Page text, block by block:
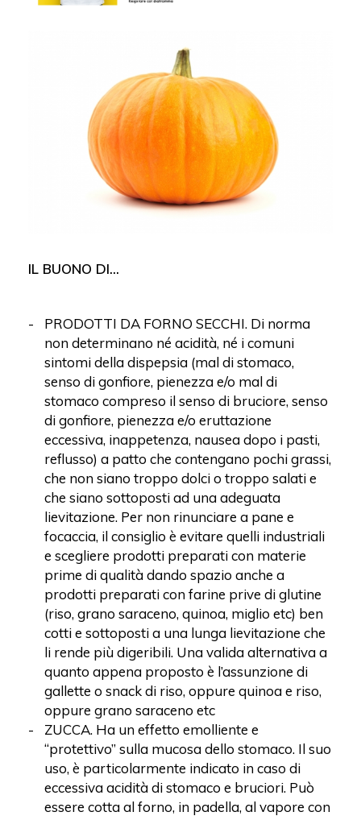
IL BUONO DI...
PRODOTTI DA FORNO SECCHI. Di norma
non determinano né acidità, né i comuni
sintomi della dispepsia (mal di stomaco,
senso di gonfiore, pienezza e/o mal di
stomaco compreso il senso di bruciore, senso
di gonfiore, pienezza e/o eruttazione
eccessiva, inappetenza, nausea dopo i pasti,
reflusso) a patto che contengano pochi grassi,
che non siano troppo dolci o troppo salati e
che siano sottoposti ad una adeguata
lievitazione. Per non rinunciare a pane e
focaccia, il consiglio è evitare quelli industriali
e scegliere prodotti preparati con materie
prime di qualità dando spazio anche a
prodotti preparati con farine prive di glutine
(riso, grano saraceno, quinoa, miglio etc) ben
cotti e sottoposti a una lunga lievitazione che
li rende più digeribili. Una valida alternativa a
quanto appena proposto è l’assunzione di
gallette o snack di riso, oppure quinoa e riso,
oppure grano saraceno etc
ZUCCA. Ha un effetto emolliente e
“protettivo” sulla mucosa dello stomaco. Il suo
uso, è particolarmente indicato in caso di
eccessiva acidità di stomaco e bruciori. Può
essere cotta al forno, in padella, al vapore con